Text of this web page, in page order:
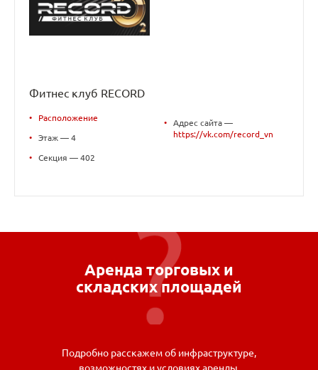
Фитнес клуб RECORD
• Расположение
• Этаж — 4
• Секция — 402
•
Адрес сайта —
https://vk.com/record_vn
Аренда торговых и
складских площадей
Подробно расскажем об инфраструктуре,